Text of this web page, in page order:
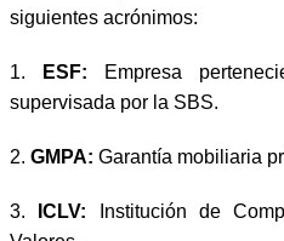
siguientes acrónimos:
1. ESF: Empresa
supervisada por la SBS.
2. GMPA: Garantía mobiliaria
3. ICLV: Institución de